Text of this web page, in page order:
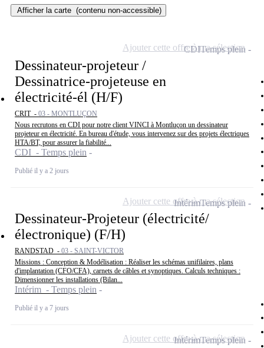
Afficher la carte (contenu non-accessible)
Dessinateur-projeteur /
Dessinatrice-projeteuse en
électricité-él (H/F)
CRIT - 03 - MONTLUÇON
Nous recrutons en CDI pour notre client VINCI à Montluçon un dessinateur
projeteur en électricité. En bureau d'étude, vous intervenez sur des projets électriques
HTA/BT, pour assurer la fiabilité...
CDI - Temps plein
Publié il y a 2 jours
CDITemps plein
Ajouter cette offre à ma sélection
Dessinateur-Projeteur (électricité/
électronique) (F/H)
RANDSTAD - 03 - SAINT-VICTOR
Missions : Conception & Modélisation : Réaliser les schémas unifilaires, plans
d'implantation (CFO/CFA), carnets de câbles et synoptiques. Calculs techniques :
Dimensionner les installations (Bilan...
Intérim - Temps plein
Publié il y a 7 jours
IntérimTemps plein
Ajouter cette offre à ma sélection
IntérimTemps plein
Ajouter cette offre à ma sélection